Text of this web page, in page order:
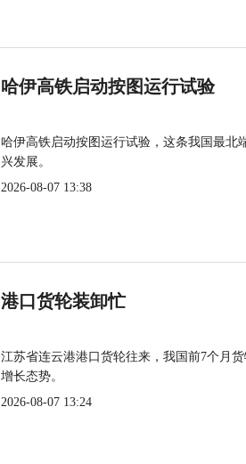
哈伊高铁启动按图运行试验
哈伊高铁启动按图运行试验，这条我国最
兴发展。
2026-08-07 13:38
港口货轮装卸忙
江苏省连云港港口货轮往来，我国前7个月
增长态势。
2026-08-07 13:24